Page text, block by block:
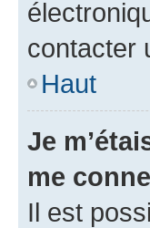
contacter
Haut
Je
me
Il est